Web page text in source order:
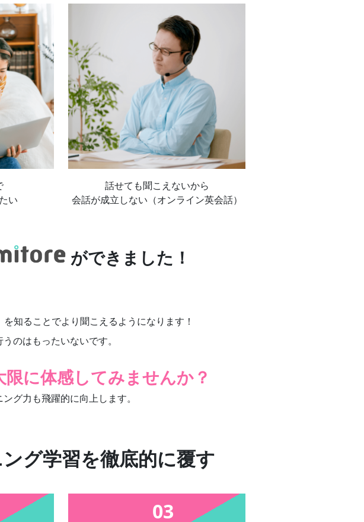
い
話せても聞こえないから
会話が成立しない（オンライン英会話）
ができました！
を知ることでより聞こえるようになります！
のはもったいないです。
に体感してみませんか？
グ力も飛躍的に向上します。
グ学習を徹底的に覆す
03